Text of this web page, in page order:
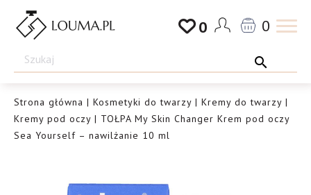
Przejdź
Drogeria
Louma.pl
0 0
Strona główna | Kosmetyki do twarzy | Kremy do twarzy |
Kremy pod oczy | TOŁPA My Skin Changer Krem pod oczy
Sea Yourself – nawilżanie 10 ml